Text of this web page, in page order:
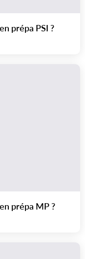
prépa PSI ?
prépa MP ?